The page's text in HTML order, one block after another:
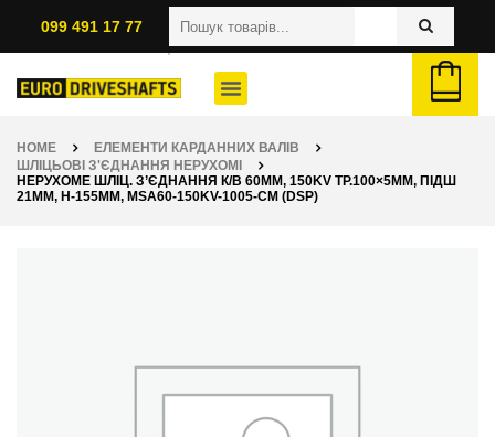
099 491 17 77
HOME
ЕЛЕМЕНТИ КАРДАННИХ ВАЛІВ
ШЛІЦЬОВІ З'ЄДНАННЯ НЕРУХОМІ
НЕРУХОМЕ ШЛІЦ. З’ЄДНАННЯ К/В 60ММ, 150KV ТР.100×5ММ, ПІДШ
21ММ, H-155ММ, MSA60-150KV-1005-CM (DSP)